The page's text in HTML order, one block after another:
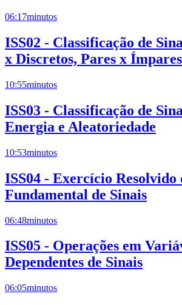
06:17minutos
ISS02 - Classificação de
x Discretos, Pares x Ímpares
10:55minutos
ISS03 - Classificação de
Energia e Aleatoriedade
10:53minutos
ISS04 - Exercício Resolvido
Fundamental de Sinais
06:48minutos
ISS05 - Operações em
Dependentes de Sinais
06:05minutos